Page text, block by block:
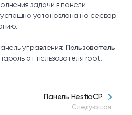
задачи в панели
установлена на сервер
управления: Пользователь
от пользователя root.
Панель HestiaCP
Следующая